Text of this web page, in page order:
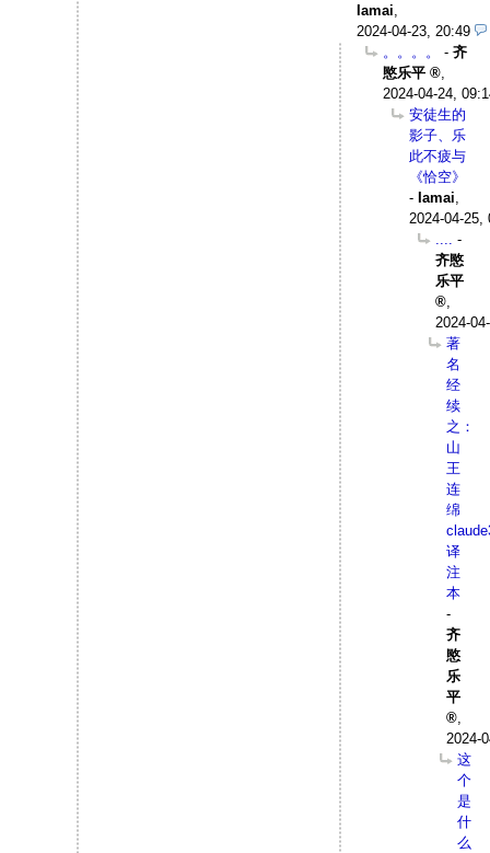
Iamai,
2024-04-23, 20:49
。。。。
-齐
愍乐平
,
2024-04-24,
安徒生的
影子、乐
此不疲与
《恰空》
- Iamai,
2024-04-25,
.... -
齐愍
乐平
,
2024-
著
名
经
续
之：
山
王
连
绵
译
注
本
-
齐
愍
乐
平
,
2024-
这
个
是
什
么